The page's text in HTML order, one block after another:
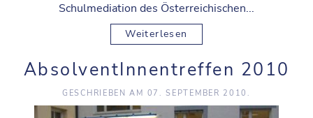
Schulmediation des Österreichischen...
Weiterlesen
AbsolventInnentreffen 2010
GESCHRIEBEN AM 07. SEPTEMBER 2010.